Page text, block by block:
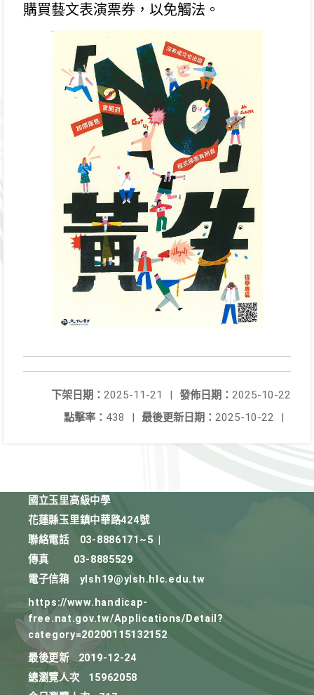
購買藝文表演票券，以免觸法。
發佈日期： 2025-10-22
下架日期： 2025-11-21
|
最後更新日期： 2025-10-22 |
點擊率： 438 |
國立玉里高級中學
花蓮縣玉里鎮中華路424號
聯絡電話
03-8886171~5
傳真
03-8885529
電子信箱
ylsh19@ylsh.hlc.edu.tw
https://www.handicap-
free.nat.gov.tw/Applications/Detail?
category=20200115132152
最後更新
2019-12-24
總瀏覽人次
15962058